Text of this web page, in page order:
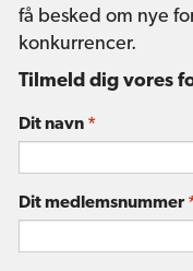
få besked om nye
konkurrencer.
Tilmeld dig vores
Dit navn *
Dit medlemsnummer